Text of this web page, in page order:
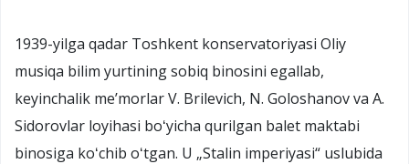
1939-yilga qadar Toshkent konservatoriyasi Oliy
musiqa bilim yurtining sobiq binosini egallab,
keyinchalik meʼmorlar V. Brilevich, N. Goloshanov va A.
Sidorovlar loyihasi boʻyicha qurilgan balet maktabi
binosiga koʻchib oʻtgan. U „Stalin imperiyasi“ uslubida